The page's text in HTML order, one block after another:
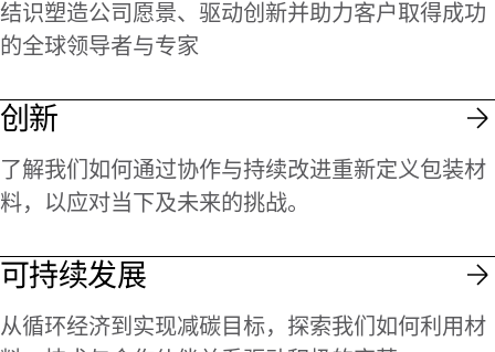
结识塑造公司愿景、驱动创新并助力客户取得成功
的全球领导者与专家
创新
了解我们如何通过协作与持续改进重新定义包装材
料，以应对当下及未来的挑战。
可持续发展
从循环经济到实现减碳目标，探索我们如何利用材